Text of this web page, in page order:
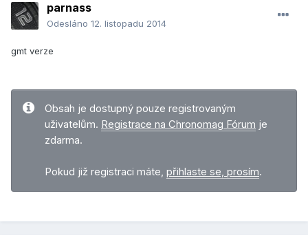
parnass
Odesláno 12. listopadu 2014
gmt verze
Obsah je dostupný pouze registrovaným
uživatelům. Registrace na Chronomag Fórum je
zdarma.
Pokud již registraci máte, přihlaste se, prosím.